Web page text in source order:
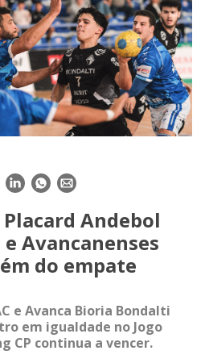
LinkedInWhatsApp
E-
Andebol
Avancanenses
do empate
e Avanca Bioria Bondalti
em igualdade no Jogo
CP continua a vencer.